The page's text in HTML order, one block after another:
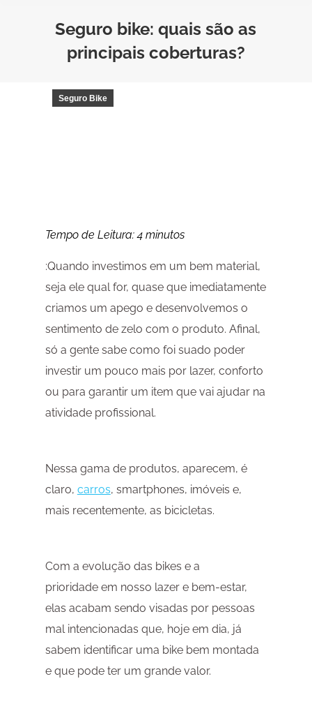
Seguro bike: quais são as
principais coberturas?
Seguro Bike
Tempo de Leitura:4 minutos
:Quando investimos em um bem material,
seja ele qual for, quase que imediatamente
criamos um apego e desenvolvemos o
sentimento de zelo com o produto. Afinal,
só a gente sabe como foi suado poder
investir um pouco mais por lazer, conforto
ou para garantir um item que vai ajudar na
atividade profissional.
Nessa gama de produtos, aparecem, é
claro, carros, smartphones, imóveis e,
mais recentemente, as bicicletas.
Com a evolução das bikes e a
prioridade em nosso lazer e bem-estar,
elas acabam sendo visadas por pessoas
mal intencionadas que, hoje em dia, já
sabem identificar uma bike bem montada
e que pode ter um grande valor.